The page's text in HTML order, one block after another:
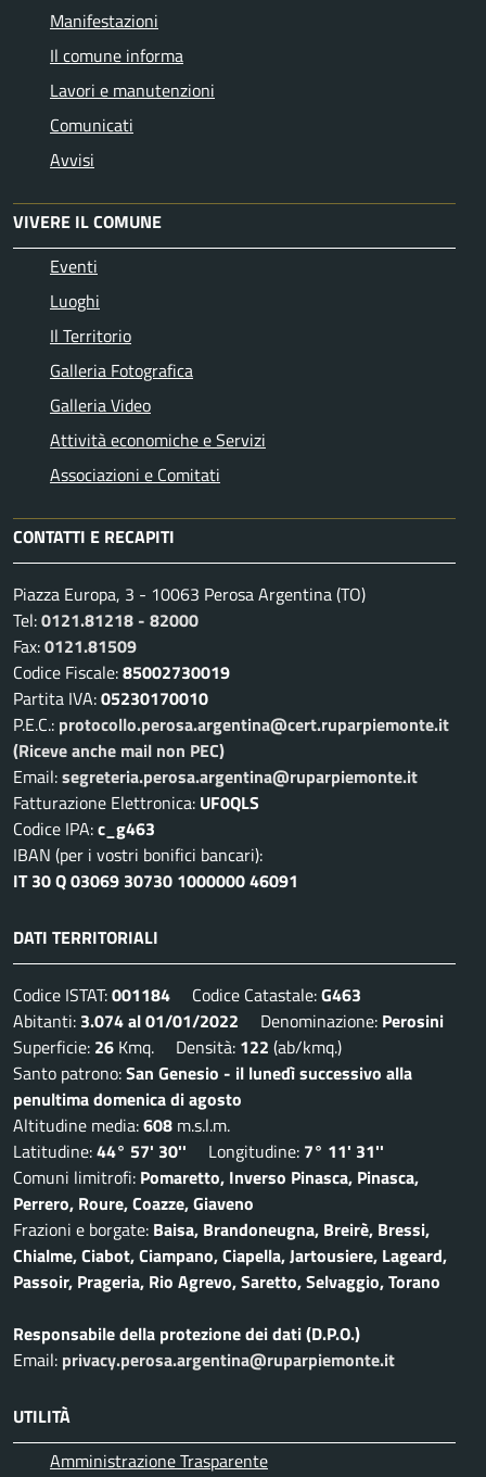
Manifestazioni
Il comune informa
Lavori e manutenzioni
Comunicati
Avvisi
VIVERE IL COMUNE
Eventi
Luoghi
Il Territorio
Galleria Fotografica
Galleria Video
Attività economiche e Servizi
Associazioni e Comitati
CONTATTI E RECAPITI
Piazza Europa, 3 - 10063 Perosa Argentina (TO)
Tel:0121.81218 - 82000
Fax:0121.81509
Codice Fiscale:85002730019
Partita IVA:05230170010
P.E.C.: protocollo.perosa.argentina@cert.ruparpiemonte.it
(Riceve anche mail non PEC)
Email:segreteria.perosa.argentina@ruparpiemonte.it
Fatturazione Elettronica: UF0QLS
Codice IPA:c_g463
IBAN (per i vostri bonifici bancari):
IT 30 Q 03069 30730 1000000 46091
DATI TERRITORIALI
Codice ISTAT:001184 Codice Catastale:G463
Abitanti: 3.074 al 01/01/2022 Denominazione: Perosini
Superficie: 26 Kmq. Densità: 122 (ab/kmq.)
Santo patrono:San Genesio - il lunedì successivo alla
penultima domenica di agosto
Altitudine media:608 m.s.l.m.
Latitudine:44° 57' 30'' Longitudine: 7° 11' 31''
Comuni limitrofi: Pomaretto, Inverso Pinasca, Pinasca,
Perrero, Roure, Coazze, Giaveno
Frazioni e borgate: Baisa, Brandoneugna, Breirè, Bressi,
Chialme, Ciabot, Ciampano, Ciapella, Jartousiere, Lageard,
Passoir, Prageria, Rio Agrevo, Saretto, Selvaggio, Torano
Responsabile della protezione dei dati (D.P.O.)
Email: privacy.perosa.argentina@ruparpiemonte.it
UTILITÀ
Amministrazione Trasparente